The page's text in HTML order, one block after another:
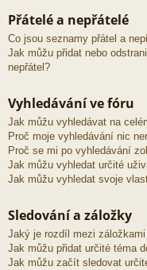
Přátelé a nepřátelé
Co jsou seznamy přátel a
Jak můžu přidat nebo
nepřátel?
Vyhledávání ve fóru
Jak můžu vyhledávat na
Proč moje vyhledávání nic
Proč se mi po vyhledávání
Jak můžu vyhledat určité
Jak můžu vyhledat svoje
Sledování a záložky
Jaký je rozdíl mezi
Jak můžu přidat určité téma
Jak můžu začít sledovat